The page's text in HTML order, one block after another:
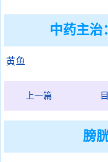
中药主治：
黄鱼
上一篇
膀